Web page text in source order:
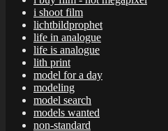
i shoot film
lichtbildprophet
life in analogue
life is analogue
lith print
model for a day
modeling
model search
models wanted
non-standard